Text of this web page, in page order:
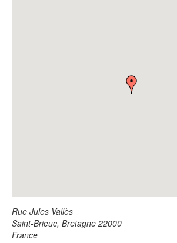
Rue Jules Vallès
Saint-Brieuc, Bretagne 22000
France